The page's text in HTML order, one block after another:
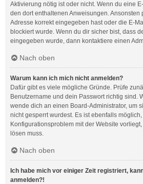
Aktivierung nötig ist oder nicht. Wenn du eine
den dort enthaltenen Anweisungen. Ansonsten
Adresse korrekt eingegeben hast oder die E-
blockiert wurde. Wenn du dir sicher bist, dass
eingegeben wurde, dann kontaktiere einen
Nach oben
Warum kann ich mich nicht anmelden?
Dafür gibt es viele mögliche Gründe. Prüfe
Benutzername und dein Passwort richtig sind.
wende dich an einen Board-Administrator, um
nicht gesperrt wurdest. Es ist ebenfalls
Konfigurationsproblem mit der Website
lösen muss.
Nach oben
Ich habe mich vor einiger Zeit registriert,
anmelden?!